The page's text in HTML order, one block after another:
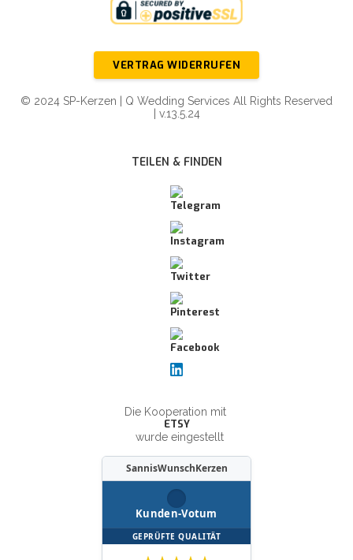
VERTRAG WIDERRUFEN
© 2024 SP-Kerzen | Q Wedding Services All Rights Reserved
| v.13.5.24
TEILEN & FINDEN
Die Kooperation mit
ETSY
wurde eingestellt
SannisWunschKerzen
Kunden-Votum
GEPRÜFTE QUALITÄT